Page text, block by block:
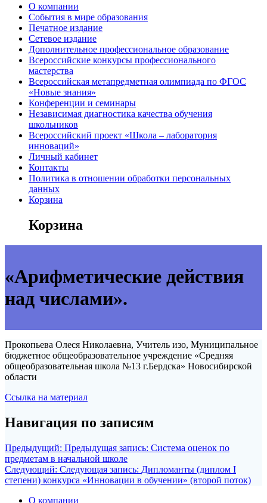
О компании
События в мире образования
Печатное издание
Сетевое издание
Дополнительное профессиональное образование
Всероссийские конкурсы профессионального
мастерства
Всероссийская метапредметная олимпиада по ФГОС
«Новые знания»
Конференции и семинары
Независимая диагностика качества обучения
школьников
Всероссийский проект «Школа – лаборатория
инноваций»
Личный кабинет
Контакты
Политика в отношении обработки персональных
данных
Корзина
Корзина
«Арифметические действия
над числами».
Прокопьева Олеся Николаевна, Учитель изо, Муниципальное
бюджетное общеобразовательное учреждение «Средняя
общеобразовательная школа №13 г.Бердска» Новосибирской
области
Ссылка на материал
Навигация по записям
Предыдущий: Предыдущая запись: Система оценок по
предметам в начальной школе
Следующий: Следующая запись: Дипломанты (диплом I
степени) конкурса «Инновации в обучении» (второй поток)
О компании